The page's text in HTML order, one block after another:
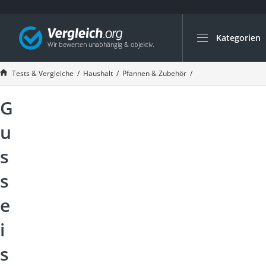
Kategorien
Die beliebtesten
Haushalt
Wassersprudler
Tests & Vergleiche Haushalt Pfannen & Zubehör
G
u
s
s
e
i
s